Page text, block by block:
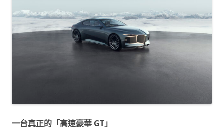
一台真正的「高速豪華 GT」